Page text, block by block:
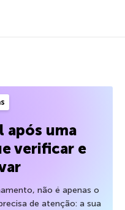
após uma
verificar e
não é apenas o
de atenção: a sua